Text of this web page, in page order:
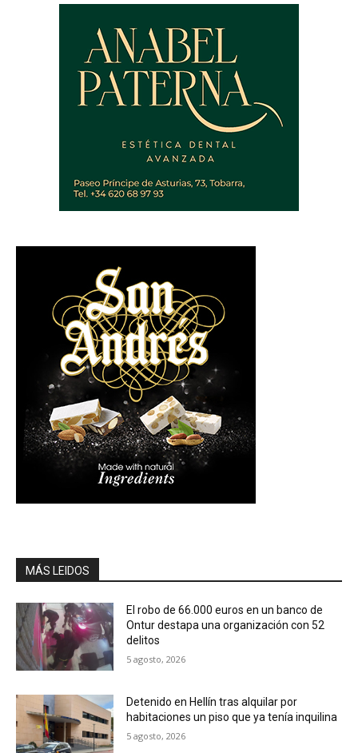
MÁS LEIDOS
El robo de 66.000 euros en un banco de
Ontur destapa una organización con 52
delitos
5 agosto, 2026
Detenido en Hellín tras alquilar por
habitaciones un piso que ya tenía inquilina
5 agosto, 2026